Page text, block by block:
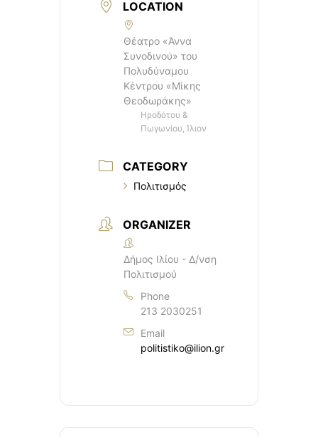
LOCATION
Θέατρο «Άννα
Συνοδινού» του
Πολυδύναμου
Κέντρου «Μίκης
Θεοδωράκης»
Ηροδότου &
Πωγωνίου, Ίλιον
CATEGORY
Πολιτισμός
ORGANIZER
Δήμος Ιλίου - Δ/νση
Πολιτισμού
Phone
213 2030251
Email
politistiko@ilion.gr